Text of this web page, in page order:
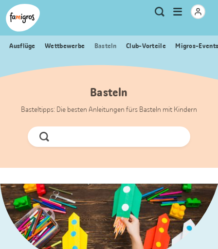
Sprungmarken
Navigation
Header
Logo
Meta
Navigation
Suche
Menu
öffnen
Ausflüge Wettbewerbe Basteln Club-Vorteile Migros-
Basteln
Basteltipps: Die besten Anleitungen fürs Basteln mit Kindern
Jetzt
Suchen